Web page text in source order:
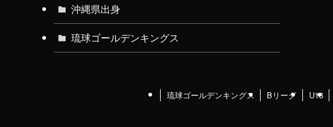
沖縄県出身
琉球ゴールデンキングス
琉球ゴールデンキングス Bリーグ U18